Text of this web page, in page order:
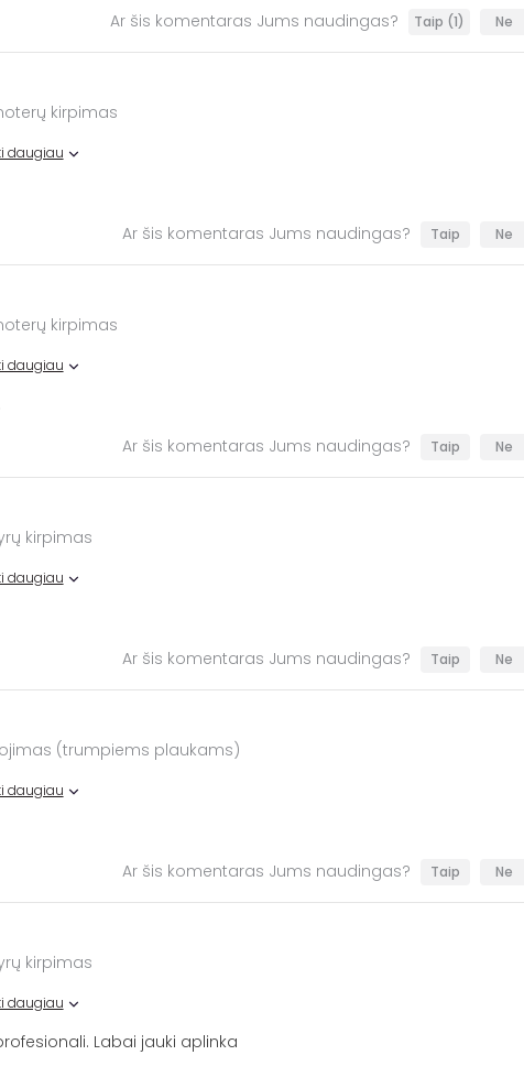
Ar šis komentaras Jums naudingas? Taip (1) Ne
kirpimas
daugiau
Ar šis komentaras Jums naudingas? Taip Ne
kirpimas
daugiau
Ar šis komentaras Jums naudingas? Taip Ne
kirpimas
daugiau
Ar šis komentaras Jums naudingas? Taip Ne
(trumpiems plaukams)
daugiau
Ar šis komentaras Jums naudingas? Taip Ne
kirpimas
daugiau
Labai jauki aplinka